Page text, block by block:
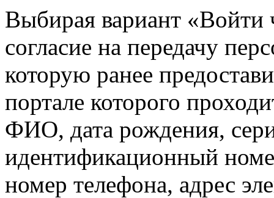
Выбирая вариант «Войти
согласие на передачу
которую ранее
портале которого
ФИО, дата рождения,
идентификационный
номер телефона, адрес